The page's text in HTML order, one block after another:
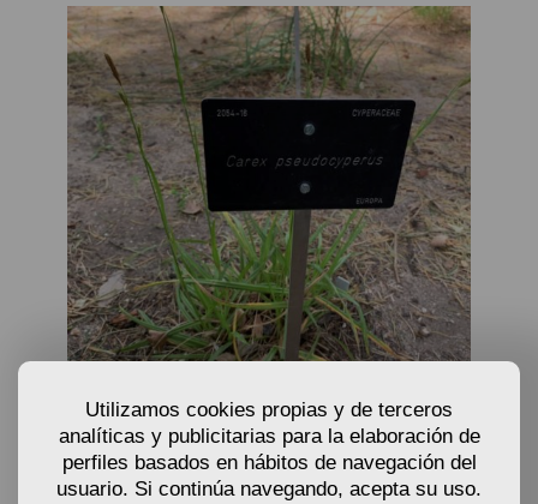
SEMILLAS DE CYPERUS JUNCIA - CAREX
PSEUDOCYPERUS
Utilizamos cookies propias y de terceros
analíticas y publicitarias para la elaboración de
perfiles basados en hábitos de navegación del
usuario. Si continúa navegando, acepta su uso.